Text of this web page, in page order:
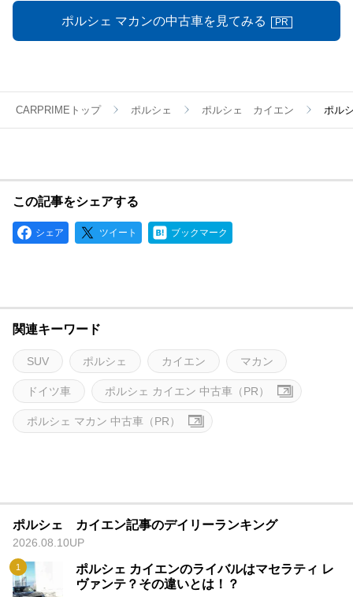
ポルシェ マカンの中古車を見てみる PR
CARPRIMEトップ ポルシェ ポルシェ カイエン ポル
この記事をシェアする
シェア ツイート ブックマーク
関連キーワード
SUV ポルシェ カイエン マカン
ドイツ車 ポルシェ カイエン 中古車（PR）
ポルシェ マカン 中古車（PR）
ポルシェ カイエン記事のデイリーランキング
2026.08.10UP
ポルシェ カイエンのライバルはマセラティ レ
ヴァンテ？その違いとは！？